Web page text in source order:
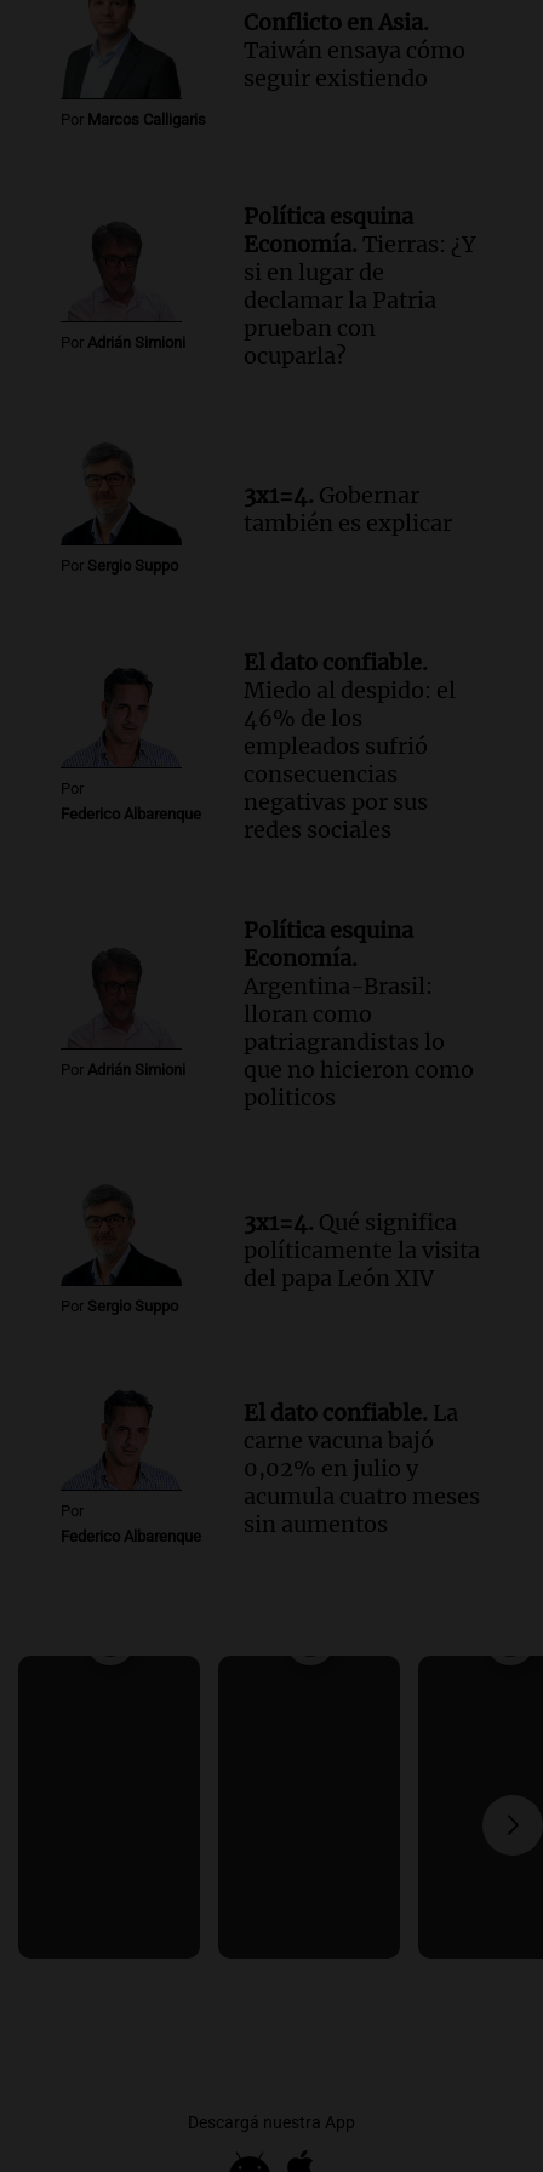
Informados al regreso
Episodios
Audio.
Debate en el Senado y protesta
en Rosario contra la ley de Propiedad
Privada.
Manifestación en Rosario contra
la ley de Propiedad Privada debatida en
el Senado.
Viva la Radio Rosario
Episodios
Luis Juez cuestionó la polémica
Informados al regreso
Episodios
Por Marcos Calligaris
Conflicto en Asia.
Taiwán ensaya cómo
seguir existiendo
Por Adrián Simioni
Política esquina
Economía. Tierras: ¿Y
si en lugar de
declamar la Patria
prueban con
ocuparla?
Por Sergio Suppo
3x1=4. Gobernar
también es explicar
Por
Federico Albarenque
El dato confiable.
Miedo al despido: el
46% de los
empleados sufrió
consecuencias
negativas por sus
redes sociales
Por Adrián Simioni
Política esquina
Economía.
Argentina-Brasil:
lloran como
patriagrandistas lo
que no hicieron como
politicos
Por Sergio Suppo
3x1=4. Qué significa
políticamente la visita
del papa León XIV
Por
Federico Albarenque
El dato confiable. La
carne vacuna bajó
0,02% en julio y
acumula cuatro meses
sin aumentos
Descargá nuestra App